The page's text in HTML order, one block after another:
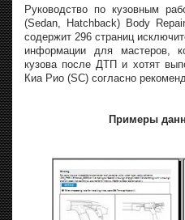
Руководство по кузовным
(Sedan, Hatchback) Body
содержит 296 страниц
информации для мастеров,
кузова после ДТП и хотят
Киа Рио (SC) согласно
Примеры